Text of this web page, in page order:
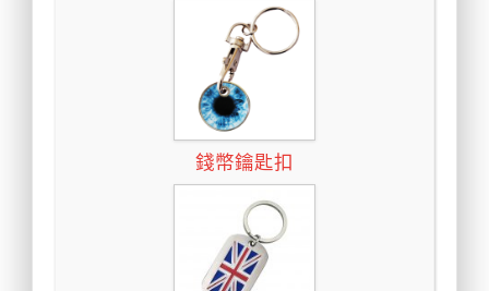
錢幣鑰匙扣